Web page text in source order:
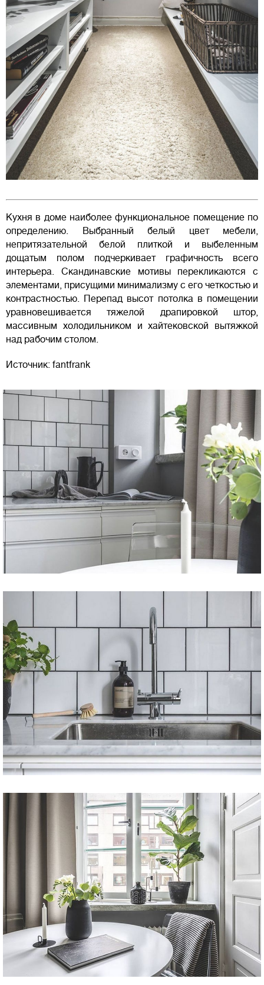
Кухня в доме наиболее функциональное помещение по
определению. Выбранный белый цвет мебели,
непритязательной белой плиткой и выбеленным
дощатым полом подчеркивает графичность всего
интерьера. Скандинавские мотивы перекликаются с
элементами, присущими минимализму с его четкостью и
контрастностью. Перепад высот потолка в помещении
уравновешивается тяжелой драпировкой штор,
массивным холодильником и хайтековской вытяжкой
над рабочим столом.
Источник: fantfrank